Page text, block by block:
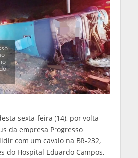
sexta-feira (14), por volta
da empresa Progresso
com um cavalo na BR-232,
do Hospital Eduardo Campos,